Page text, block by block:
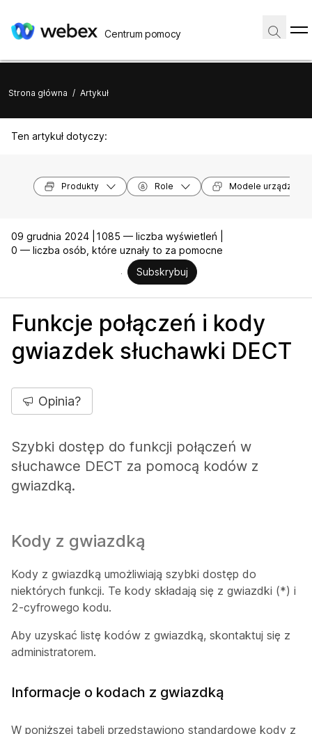
Centrum pomocy
Strona główna / Artykuł
Ten artykuł dotyczy:
Produkty Role Modele urządzeń
09 grudnia 2024 |
1085 — liczba wyświetleń |
0 — liczba osób, które uznały to za pomocne
Subskrybuj
Funkcje połączeń i kody
gwiazdek słuchawki DECT
Opinia?
Szybki dostęp do funkcji połączeń w
słuchawce DECT za pomocą kodów z
gwiazdką.
Kody z gwiazdką
Kody z gwiazdką umożliwiają szybki dostęp do
niektórych funkcji. Te kody składają się z gwiazdki (*) i
2-cyfrowego kodu.
Aby uzyskać listę kodów z gwiazdką, skontaktuj się z
administratorem.
Informacje o kodach z gwiazdką
W poniższej tabeli przedstawiono standardowe kody z